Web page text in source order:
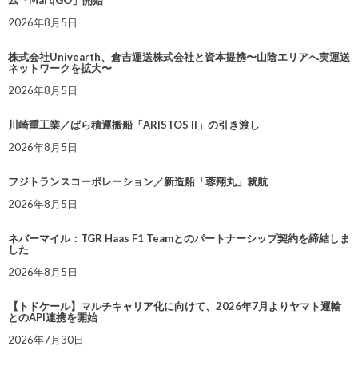
2026年8月5日
株式会社Univearth、倉吉運送株式会社と資本提携〜山陰エリアへ実運送
ネットワークを拡大〜
2026年8月5日
川崎重工業／ばら積運搬船「ARISTOS II」の引き渡し
2026年8月5日
フジトランスコーポレーション／新造船「蓉翔丸」就航
2026年8月5日
ネバーマイル：TGR Haas F1 Teamとのパートナーシップ契約を締結しま
した
2026年8月5日
【トドケール】マルチキャリア化に向けて、2026年7月よりヤマト運輸
とのAPI連携を開始
2026年7月30日